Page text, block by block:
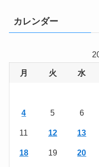
カレンダー
月 火 水
4 5 6
11 12 13
18 19 20